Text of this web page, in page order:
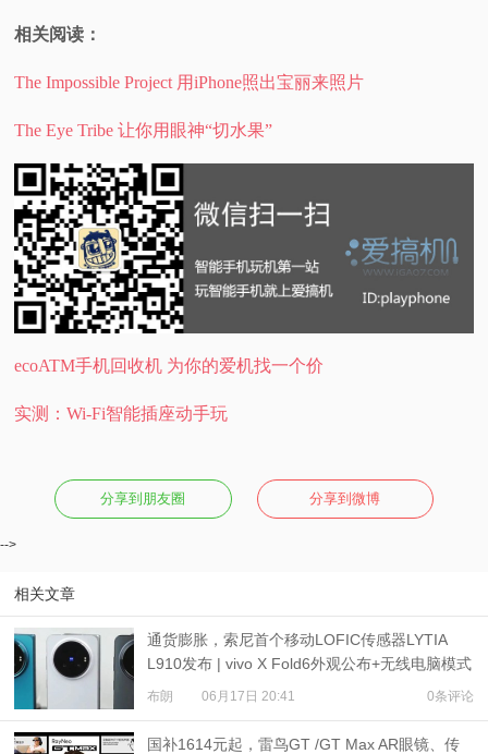
相关阅读：
The Impossible Project 用iPhone照出宝丽来照片
The Eye Tribe 让你用眼神“切水果”
ecoATM手机回收机 为你的爱机找一个价
实测：Wi-Fi智能插座动手玩
分享到朋友圈 分享到微博
-->
相关文章
通货膨胀，索尼首个移动LOFIC传感器LYTIA
L910发布 | vivo X Fold6外观公布+无线电脑模式
布朗 06月17日 20:41 0条评论
国补1614元起，雷鸟GT /GT Max AR眼镜、传